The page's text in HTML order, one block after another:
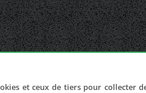
et ceux de tiers pour collecter